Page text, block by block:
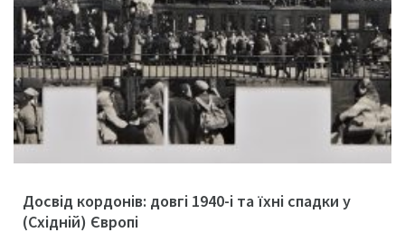
Досвід кордонів: довгі 1940-і та їхні спадки у
(Східній) Європі